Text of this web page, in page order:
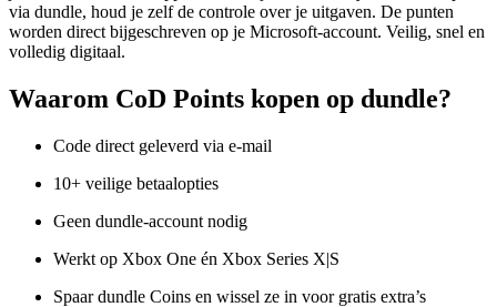
via dundle, houd je zelf de controle over je uitgaven. De punten
worden direct bijgeschreven op je Microsoft-account. Veilig, snel en
volledig digitaal.
Waarom CoD Points kopen op dundle?
Code direct geleverd via e-mail
10+ veilige betaalopties
Geen dundle-account nodig
Werkt op Xbox One én Xbox Series X|S
Spaar dundle Coins en wissel ze in voor gratis extra’s